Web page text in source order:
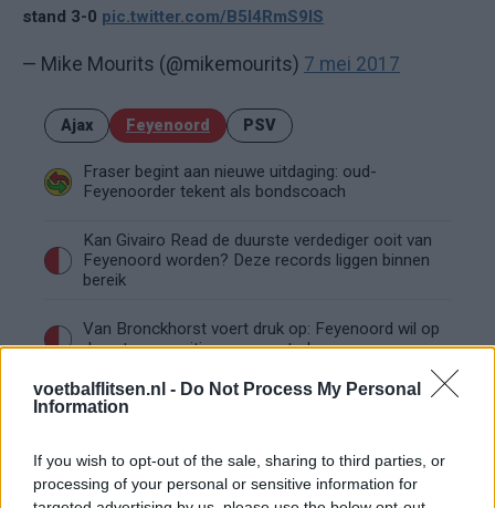
voetbalflitsen.nl - Do Not Process My Personal
Information
If you wish to opt-out of the sale, sharing to third parties, or
processing of your personal or sensitive information for
stand 3-0 pic.twitter.com/B5I4RmS9IS
— Mike Mourits (@mikemourits) 7 mei 2017
Ajax Feyenoord PSV
Fraser begint aan nieuwe uitdaging: oud-
Feyenoorder tekent als bondscoach
Kan Givairo Read de duurste verdediger ooit van
Feyenoord worden? Deze records liggen binnen
bereik
Van Bronckhorst voert druk op: Feyenoord wil op
deze twee posities nog versterken
Feyenoord incasseert miljoenen: transfer Leo
Feyenoord zet deur open voor miljoenen: Ueda